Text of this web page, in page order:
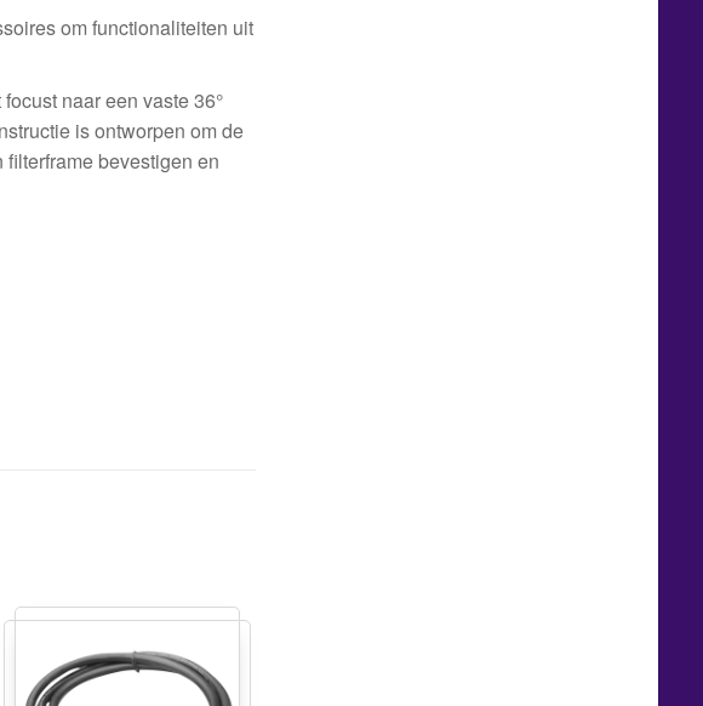
om functionaliteiten uit
naar een vaste 36°
is ontworpen om de
bevestigen en